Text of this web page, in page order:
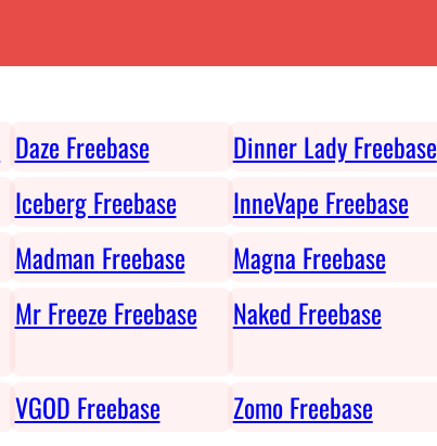
Daze Freebase
Dinner Lady Freebase
Iceberg Freebase
InneVape Freebase
Madman Freebase
Magna Freebase
Mr Freeze Freebase Naked Freebase
VGOD Freebase Zomo Freebase